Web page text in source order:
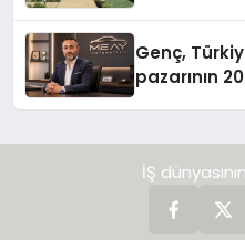
Genç,
pazarının
İŞ